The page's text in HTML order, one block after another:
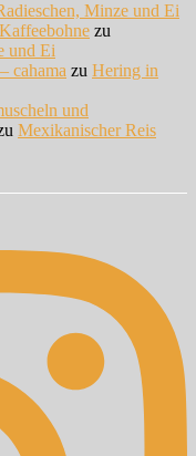
Minze und Ei
zu
und Ei
cahama zu Hering in
und
Mexikanischer Reis